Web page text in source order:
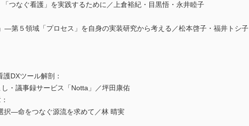
つなぐ看護」を実践するために／上倉裕紀・目黒悟・永井睦子
―第５領域「プロセス」を自身の実装研究から考える／松本啓子・福井トシ子
DXツール解剖：
・議事録サービス「Notta」／坪田康佑
―命をつなぐ源流を求めて／林 晴実